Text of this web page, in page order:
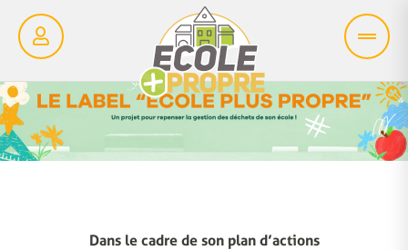
Dans le cadre de son plan d’actions